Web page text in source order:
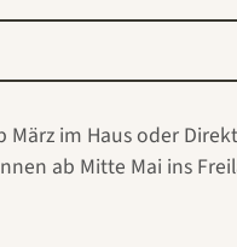
im Haus oder
ab Mitte Mai ins